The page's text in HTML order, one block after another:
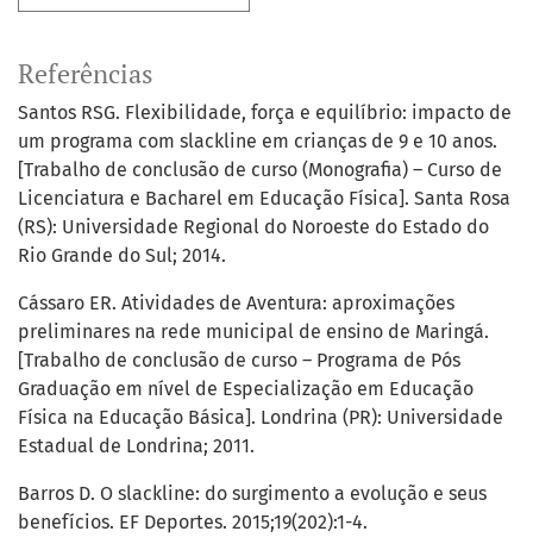
Referências
Santos RSG. Flexibilidade, força e equilíbrio: impacto de
um programa com slackline em crianças de 9 e 10 anos.
[Trabalho de conclusão de curso (Monografia) – Curso de
Licenciatura e Bacharel em Educação Física]. Santa Rosa
(RS): Universidade Regional do Noroeste do Estado do
Rio Grande do Sul; 2014.
Cássaro ER. Atividades de Aventura: aproximações
preliminares na rede municipal de ensino de Maringá.
[Trabalho de conclusão de curso – Programa de Pós
Graduação em nível de Especialização em Educação
Física na Educação Básica]. Londrina (PR): Universidade
Estadual de Londrina; 2011.
Barros D. O slackline: do surgimento a evolução e seus
benefícios. EF Deportes. 2015;19(202):1-4.